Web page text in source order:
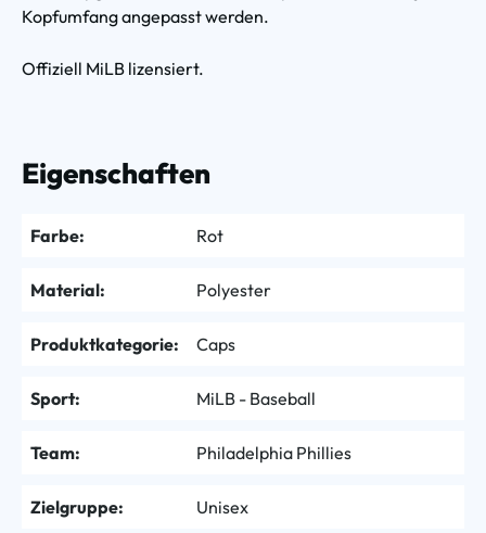
Kopfumfang angepasst werden.
Offiziell MiLB lizensiert.
Eigenschaften
Farbe: Rot
Material: Polyester
Produktkategorie: Caps
Sport: MiLB - Baseball
Team: Philadelphia Phillies
Zielgruppe: Unisex